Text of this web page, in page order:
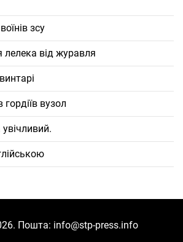
зсу
лелека від журавля
вузол
увічливий.
Пошта: info@stp-press.info